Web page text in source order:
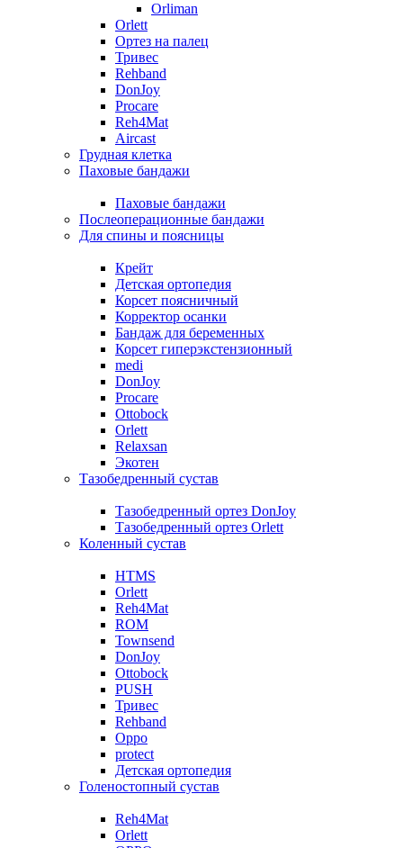
Orliman
Orlett
Ортез на палец
Тривес
Rehband
DonJoy
Procare
Reh4Mat
Aircast
Грудная клетка
Паховые бандажи
Паховые бандажи
Послеоперационные бандажи
Для спины и поясницы
Крейт
Детская ортопедия
Корсет поясничный
Корректор осанки
Бандаж для беременных
Корсет гиперэкстензионный
medi
DonJoy
Procare
Ottobock
Orlett
Relaxsan
Экотен
Тазобедренный сустав
Тазобедренный ортез DonJoy
Тазобедренный ортез Orlett
Коленный сустав
HTMS
Orlett
Reh4Mat
ROM
Townsend
DonJoy
Ottobock
PUSH
Тривес
Rehband
Oppo
protect
Детская ортопедия
Голеностопный сустав
Reh4Mat
Orlett